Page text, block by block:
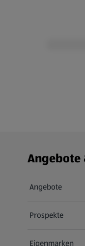
Fußzeilenmenü
Angebote
Angebote
Prospekte
Eigenmarken